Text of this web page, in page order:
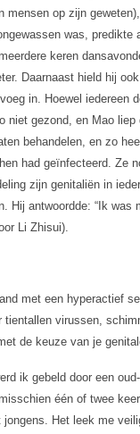
mensen op zijn
was,
keren
Daarnaast hield hij
in. Hoewel
niet gezond, en Mao
behandelen, en zo
had geïnfecteerd. Ze
zijn genitaliën in
Hij antwoordde: “Ik
Li Zhisui).
met een hyperactief
tientallen virussen,
de keuze van je
ik gebeld door een
één of twee
Het leek me